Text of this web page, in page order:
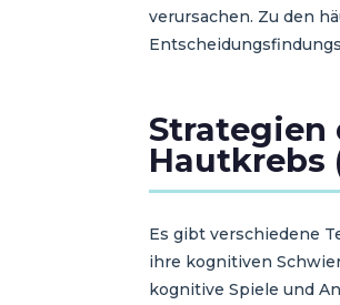
verursachen. Zu den
Strategien
Hautkrebs
Es gibt verschiedene
ihre kognitiven
kognitive Spiele und